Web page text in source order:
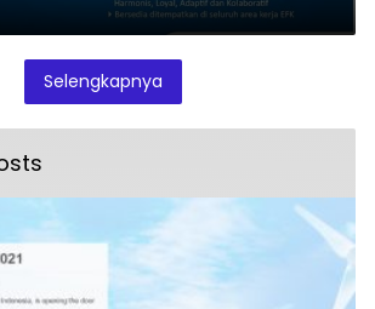
Selengkapnya